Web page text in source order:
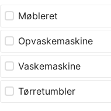
Møbleret
Opvaskemaskine
Vaskemaskine
Tørretumbler